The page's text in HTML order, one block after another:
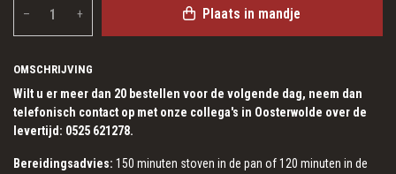
OMSCHRIJVING
Wilt u er meer dan 20 bestellen voor de volgende dag, neem dan
telefonisch contact op met onze collega's in Oosterwolde over de
levertijd: 0525 621278.
Bereidingsadvies: 150 minuten stoven in de pan of 120 minuten in de
– + Plaats in mandje